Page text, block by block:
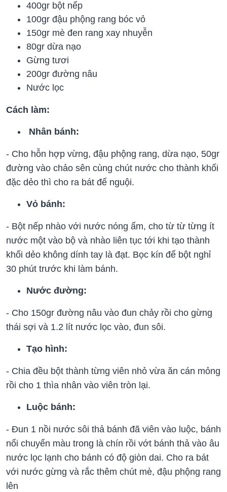
400gr bột nếp
100gr đậu phộng rang bóc vỏ
150gr mè đen rang xay nhuyễn
80gr dừa nạo
Gừng tươi
200gr đường nâu
Nước lọc
Cách làm:
Nhân bánh:
- Cho hỗn hợp vừng, đậu phộng rang, dừa nạo, 50gr
đường vào chảo sên cùng chút nước cho thành khối
đặc dẻo thì cho ra bát để nguội.
Vỏ bánh:
- Bột nếp nhào với nước nóng ấm, cho từ từ từng ít
nước một vào bộ và nhào liên tục tới khi tạo thành
khối dẻo không dính tay là đạt. Bọc kín để bột nghỉ
30 phút trước khi làm bánh.
Nước đường:
- Cho 150gr đường nâu vào đun chảy rồi cho gừng
thái sợi và 1.2 lít nước lọc vào, đun sôi.
Tạo hình:
- Chia đều bột thành từng viên nhỏ vừa ăn cán mỏng
rồi cho 1 thìa nhân vào viên tròn lại.
Luộc bánh:
- Đun 1 nồi nước sôi thả bánh đã viên vào luộc, bánh
nổi chuyển màu trong là chín rồi vớt bánh thả vào âu
nước lọc lạnh cho bánh có độ giòn dai. Cho ra bát
với nước gừng và rắc thêm chút mè, đậu phộng rang
lên